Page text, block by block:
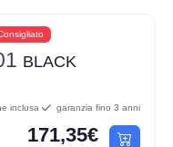
BLACK
inclusa garanzia fino 3 anni
171,35€